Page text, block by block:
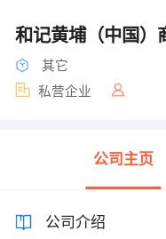
和记黄埔（中国）
其它
私营企业
公司主页
公司介绍